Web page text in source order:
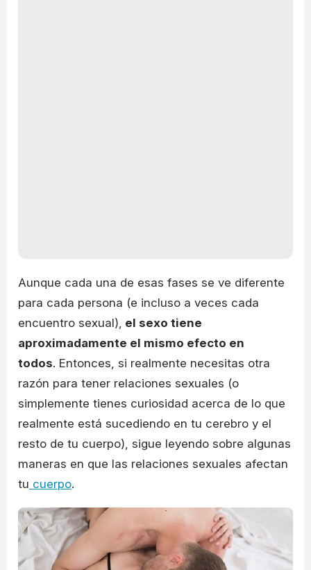
Aunque cada una de esas fases se ve diferente
para cada persona (e incluso a veces cada
encuentro sexual), el sexo tiene
aproximadamente el mismo efecto en
todos. Entonces, si realmente necesitas otra
razón para tener relaciones sexuales (o
simplemente tienes curiosidad acerca de lo que
realmente está sucediendo en tu cerebro y el
resto de tu cuerpo), sigue leyendo sobre algunas
maneras en que las relaciones sexuales afectan
tu cuerpo.